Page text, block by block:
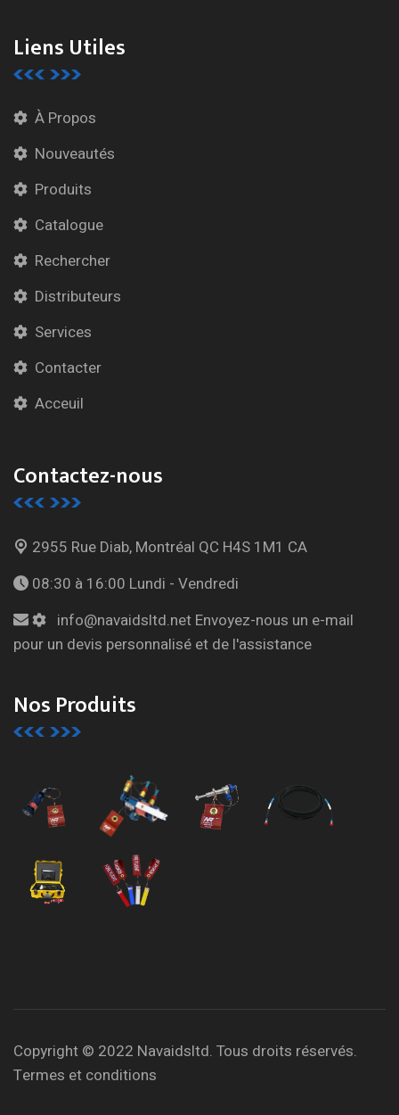
Liens Utiles
À Propos
Nouveautés
Produits
Catalogue
Rechercher
Distributeurs
Services
Contacter
Acceuil
Contactez-nous
2955 Rue Diab, Montréal QC H4S 1M1 CA
08:30 à 16:00 Lundi - Vendredi
info@navaidsltd.net Envoyez-nous un e-mail
pour un devis personnalisé et de l'assistance
Nos Produits
Copyright © 2022 Navaidsltd. Tous droits réservés.
Termes et conditions